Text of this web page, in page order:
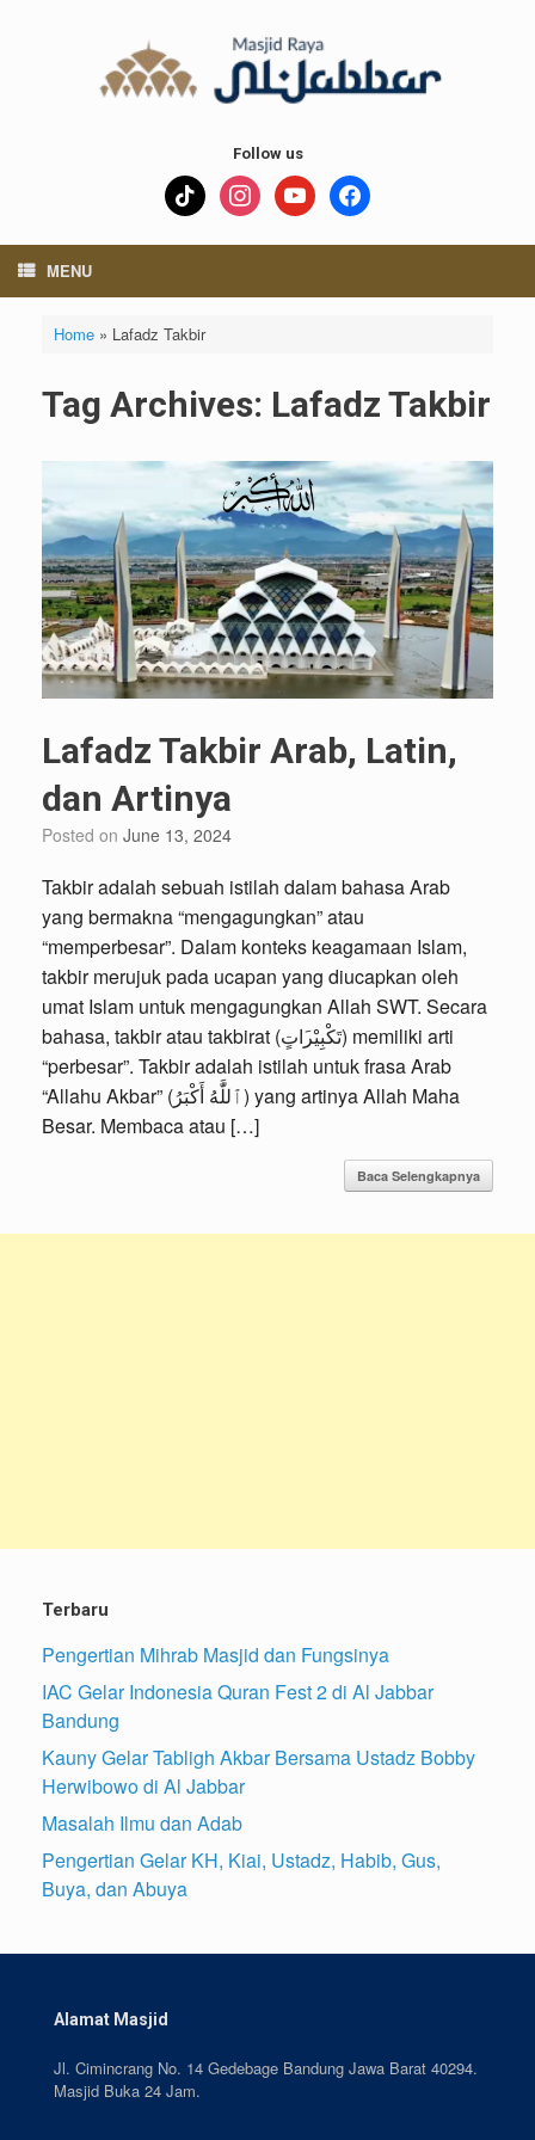
Follow us
tiktok instagramyoutube facebook
MENU
Home» Lafadz Takbir
Tag Archives: Lafadz Takbir
Lafadz Takbir Arab, Latin,
dan Artinya
Posted on June 13, 2024
Takbir adalah sebuah istilah dalam bahasa Arab
yang bermakna “mengagungkan” atau
“memperbesar”. Dalam konteks keagamaan Islam,
takbir merujuk pada ucapan yang diucapkan oleh
umat Islam untuk mengagungkan Allah SWT. Secara
bahasa, takbir atau takbirat (تَكْبِيْر‍‌‍‌َاتٍ) memiliki arti
“perbesar”. Takbir adalah istilah untuk frasa Arab
“Allahu Akbar” (ٱللَّٰهُ أَكْبَرُ) yang artinya Allah Maha
Besar. Membaca atau […]
Baca Selengkapnya
Terbaru
Pengertian Mihrab Masjid dan Fungsinya
IAC Gelar Indonesia Quran Fest 2 di Al Jabbar
Bandung
Kauny Gelar Tabligh Akbar Bersama Ustadz Bobby
Herwibowo di Al Jabbar
Masalah Ilmu dan Adab
Pengertian Gelar KH, Kiai, Ustadz, Habib, Gus,
Buya, dan Abuya
Alamat Masjid
Jl. Cimincrang No. 14 Gedebage Bandung Jawa Barat 40294.
Masjid Buka 24 Jam.